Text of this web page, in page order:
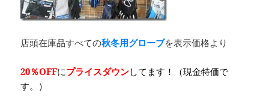
店頭在庫品すべての秋冬用グローブを表示価格より
20％OFFにプライスダウンしてます！（現金特価で
す。）